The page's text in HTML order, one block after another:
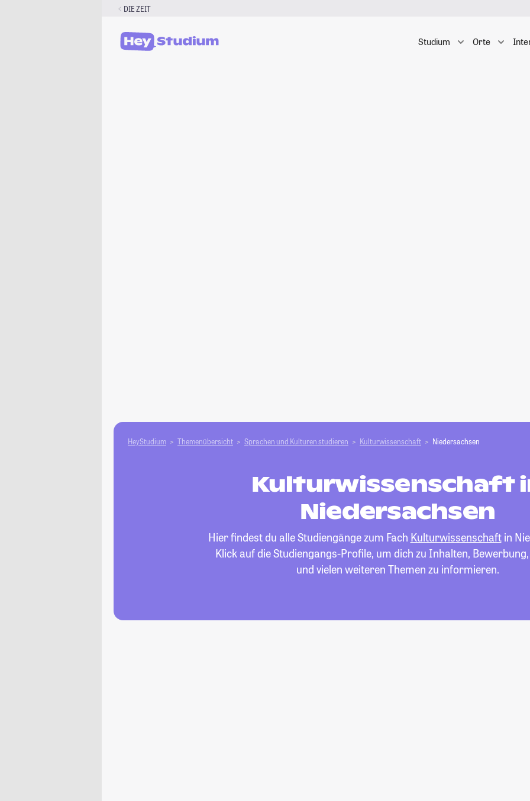
DIE ZEIT
Studium Orte
HeyStudium Themenübersicht Sprachen und Kulturen studieren Kulturwissenschaft Niedersachsen
Kulturwissenschaft
Niedersachsen
Hier findest du alle Studiengänge zum Fach Kulturwissenschaftin
Klick auf die Studiengangs-Profile, um dich zu Inhalten,
und vielen weiteren Themen zu informieren.